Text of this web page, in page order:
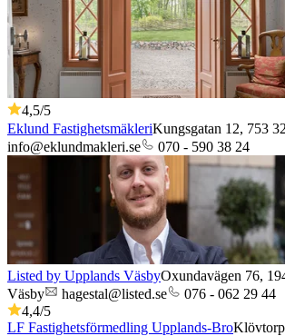
4,5/5
Eklund FastighetsmäkleriKungsgatan 12, 753 32
info@eklundmakleri.se
070 - 590 38 24
Listed by Upplands VäsbyOxundavägen 76,
Väsby
hagestal@listed.se
076 - 062 29 44
4,4/5
LF Fastighetsförmedling Upplands-Bro